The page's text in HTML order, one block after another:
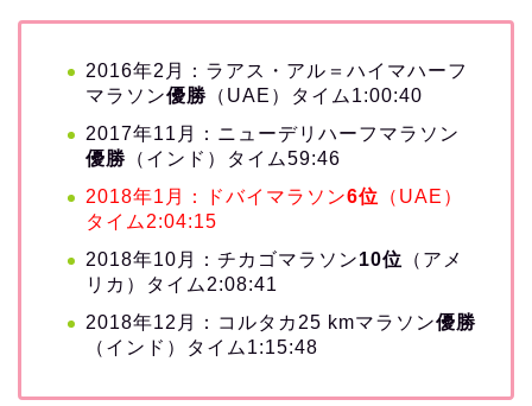
2016年2月：ラアス・アル＝ハイマハーフ
マラソン優勝 （UAE）タイム1:00:40
2017年11月：ニューデリハーフマラソン
優勝 （インド）タイム59:46
2018年1月：ドバイマラソン6位 （UAE）
タイム2:04:15
2018年10月：チカゴマラソン10位 （アメ
リカ）タイム2:08:41
2018年12月：コルタカ25 kmマラソン優勝
（インド）タイム1:15:48